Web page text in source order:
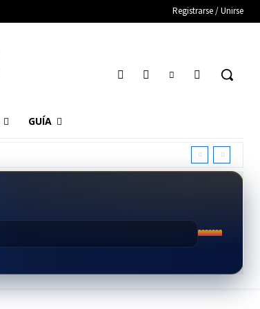
Registrarse / Unirse
GUÍA